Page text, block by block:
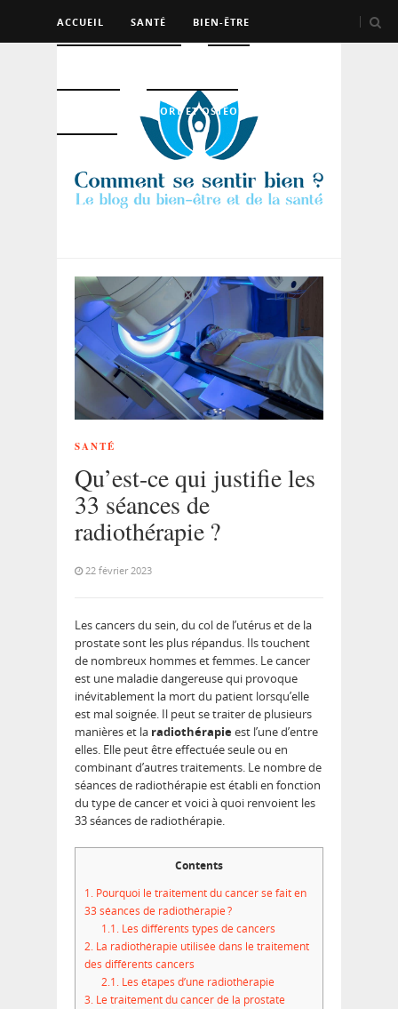
ACCUEIL SANTÉ BIEN-ÊTRE
SPORT ET OSTÉO
SANTÉ
Qu’est-ce qui justifie les
33 séances de
radiothérapie ?
22 février 2023
Les cancers du sein, du col de l’utérus et de la
prostate sont les plus répandus. Ils touchent
de nombreux hommes et femmes. Le cancer
est une maladie dangereuse qui provoque
inévitablement la mort du patient lorsqu’elle
est mal soignée. Il peut se traiter de plusieurs
manières et la radiothérapieest l’une d’entre
elles. Elle peut être effectuée seule ou en
combinant d’autres traitements. Le nombre de
séances de radiothérapie est établi en fonction
du type de cancer et voici à quoi renvoient les
33 séances de radiothérapie.
Contents
1. Pourquoi le traitement du cancer se fait en
33 séances de radiothérapie ?
1.1.Les différents types de cancers
2. La radiothérapie utilisée dans le traitement
des différents cancers
2.1.Les étapes d’une radiothérapie
3. Le traitement du cancer de la prostate